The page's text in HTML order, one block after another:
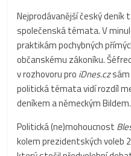
Nejprodávanější český deník
společenská témata. V
praktikám pochybných
občanskému zákoníku.
v rozhovoru pro iDnes.czsám
politická témata vidí rozdíl
deníkem a německým Bildem.
Politická (ne)mohoucnost
kolem prezidentských voleb